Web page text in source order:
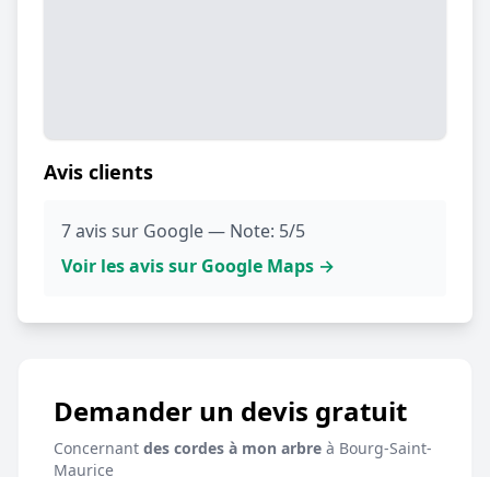
Avis clients
7 avis sur Google — Note: 5/5
Voir les avis sur Google Maps →
Demander un devis gratuit
Concernant des cordes à mon arbre à Bourg-Saint-
Maurice